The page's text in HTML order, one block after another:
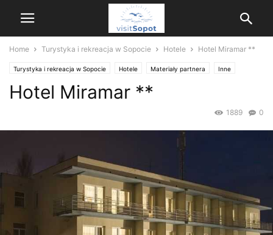
Home Turystyka i rekreacja w Sopocie Hotele Hotel Miramar **
Turystyka i rekreacja w Sopocie Hotele Materiały partnera Inne
Hotel Miramar **
0
1889